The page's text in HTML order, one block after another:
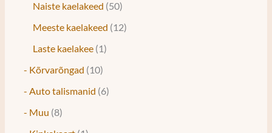
Naiste kaelakeed 50
Meeste kaelakeed
12
Laste kaelakee 1
- Kõrvarõngad
10
- Auto talismanid 6
- Muu 8